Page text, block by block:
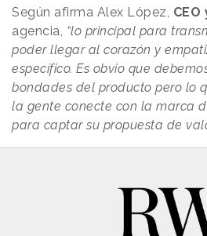
Según afirma Alex López,
agencia,
“lo principal para
poder llegar al corazón y
específico. Es obvio que
bondades del producto pero lo
la gente conecte con la marca
para captar su propuesta de